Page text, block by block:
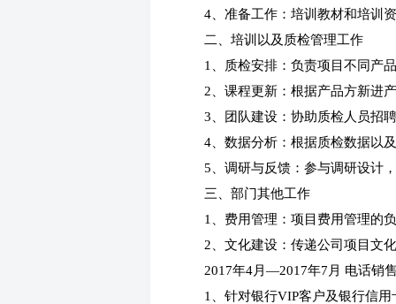
4、准备工作：培训教材和培训
二、培训以及质检管理工作
1、质检安排：负责项目不同产
2、课程更新：根据产品方新进
3、团队建设：协助质检人员招
4、数据分析：根据质检数据以
5、调研与反馈：参与调研设计
三、部门其他工作
1、费用管理：项目费用管理的
2、文化建设：传递公司项目文
2017年4月—2017年7月 电话销
1、针对银行VIP客户及银行信